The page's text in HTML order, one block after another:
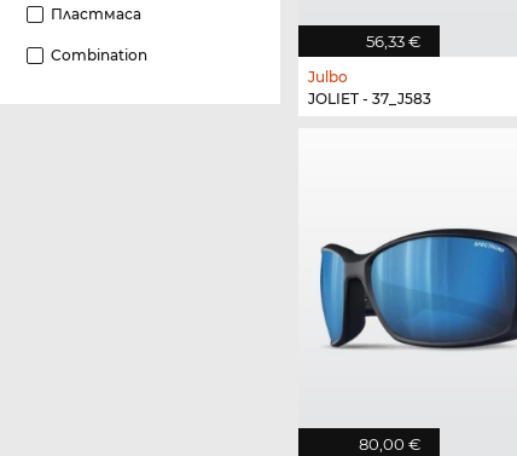
Пластмаса
Combination
56,33 €
Julbo
JOLIET - 37_J583
80,00 €